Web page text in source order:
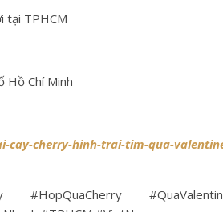
tại TPHCM
Hồ Chí Minh
cherry-hinh-trai-tim-qua-
#HopQuaCherry